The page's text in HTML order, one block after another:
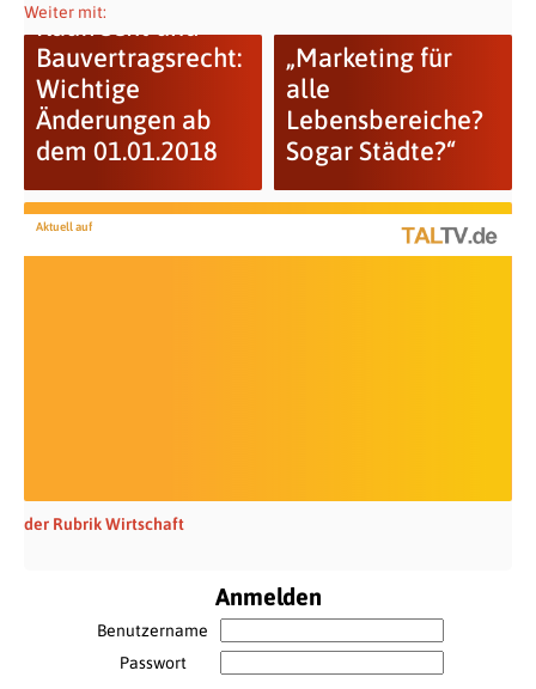
Weiter mit:
Kaufrecht und
Bauvertragsrecht:
Wichtige
Änderungen ab
dem 01.01.2018
„Marketing für
alle
Lebensbereiche?
Sogar Städte?“
Aktuell auf
der Rubrik Wirtschaft
Anmelden
Benutzername
Passwort